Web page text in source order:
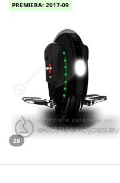
PREMIERA: 2017-09
29